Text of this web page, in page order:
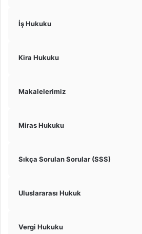
İş Hukuku
Kira Hukuku
Makalelerimiz
Miras Hukuku
Sıkça Sorulan Sorular (SSS)
Uluslararası Hukuk
Vergi Hukuku